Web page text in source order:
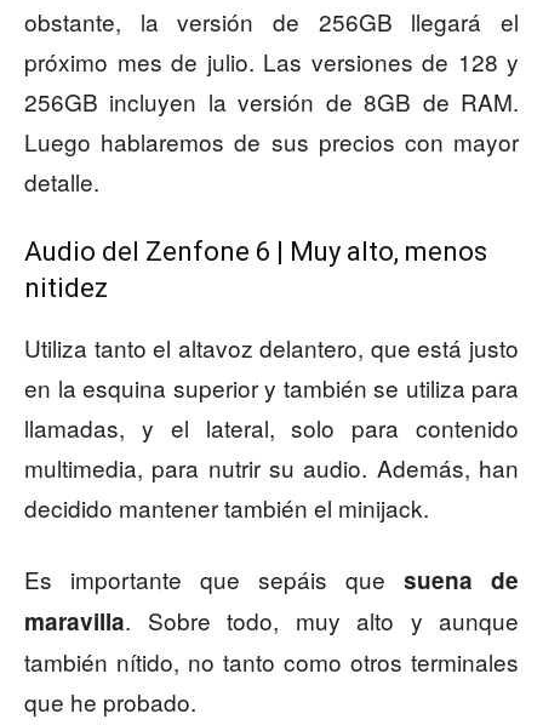
obstante, la versión de 256GB llegará el
próximo mes de julio. Las versiones de 128 y
256GB incluyen la versión de 8GB de RAM.
Luego hablaremos de sus precios con mayor
detalle.
Audio del Zenfone 6 | Muy alto, menos
nitidez
Utiliza tanto el altavoz delantero, que está justo
en la esquina superior y también se utiliza para
llamadas, y el lateral, solo para contenido
multimedia, para nutrir su audio. Además, han
decidido mantener también el minijack.
Es importante que sepáis que suena de
maravilla. Sobre todo, muy alto y aunque
también nítido, no tanto como otros terminales
que he probado.